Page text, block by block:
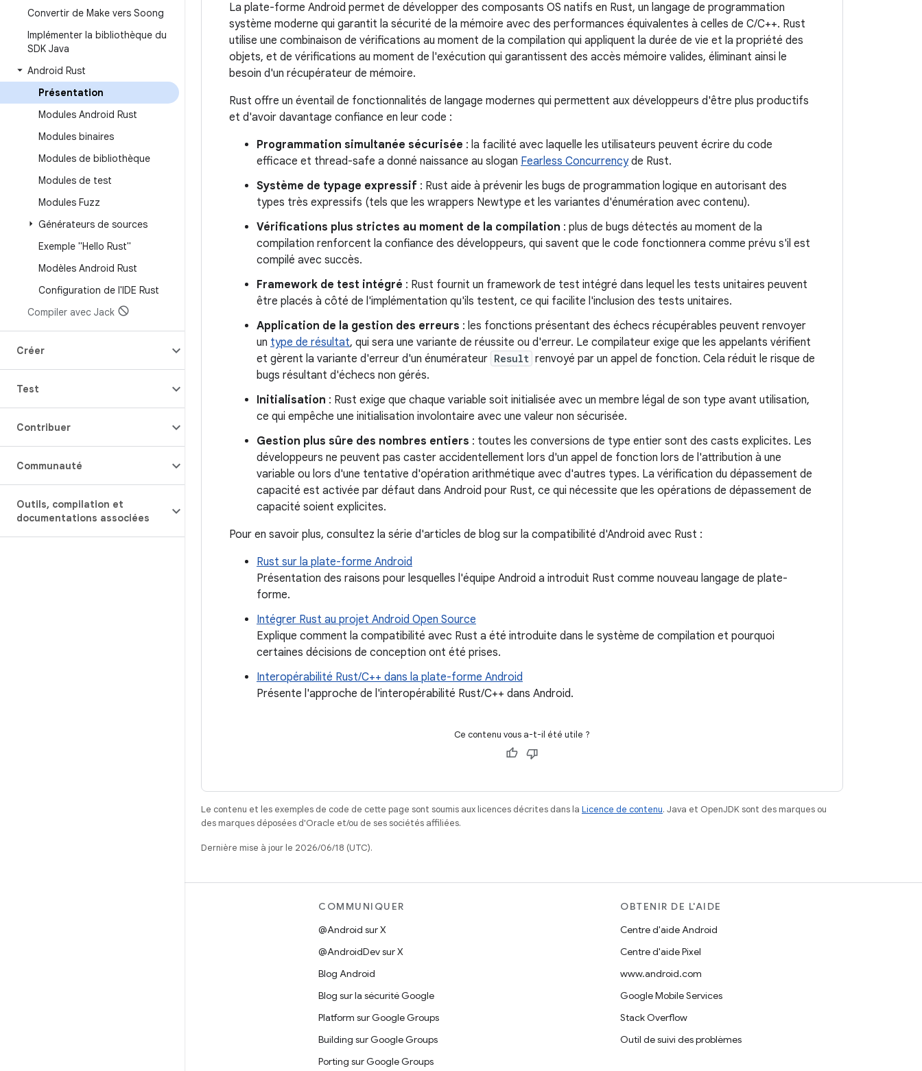
Convertir de Make vers Soong
Implémenter la bibliothèque du
SDK Java
Android Rust
Présentation
Modules Android Rust
Modules binaires
Modules de bibliothèque
Modules de test
Modules Fuzz
Générateurs de sources
Exemple "Hello Rust"
Modèles Android Rust
Configuration de l'IDE Rust
Compiler avec Jack
Créer
Test
Contribuer
Communauté
Outils, compilation et
documentations associées
La plate-forme Android permet de développer des composants OS natifs en Rust, un langage de programmation
système moderne qui garantit la sécurité de la mémoire avec des performances équivalentes à celles de C/C++. Rust
utilise une combinaison de vérifications au moment de la compilation qui appliquent la durée de vie et la propriété des
objets, et de vérifications au moment de l'exécution qui garantissent des accès mémoire valides, éliminant ainsi le
besoin d'un récupérateur de mémoire.
Rust offre un éventail de fonctionnalités de langage modernes qui permettent aux développeurs d'être plus productifs
et d'avoir davantage confiance en leur code :
Programmation simultanée sécurisée : la facilité avec laquelle les utilisateurs peuvent écrire du code
efficace et thread-safe a donné naissance au slogan Fearless Concurrencyde Rust.
Système de typage expressif : Rust aide à prévenir les bugs de programmation logique en autorisant des
types très expressifs (tels que les wrappers Newtype et les variantes d'énumération avec contenu).
Vérifications plus strictes au moment de la compilation : plus de bugs détectés au moment de la
compilation renforcent la confiance des développeurs, qui savent que le code fonctionnera comme prévu s'il est
compilé avec succès.
Framework de test intégré : Rust fournit un framework de test intégré dans lequel les tests unitaires peuvent
être placés à côté de l'implémentation qu'ils testent, ce qui facilite l'inclusion des tests unitaires.
Application de la gestion des erreurs : les fonctions présentant des échecs récupérables peuvent renvoyer
un type de résultat, qui sera une variante de réussite ou d'erreur. Le compilateur exige que les appelants vérifient
et gèrent la variante d'erreur d'un énumérateur Result renvoyé par un appel de fonction. Cela réduit le risque de
bugs résultant d'échecs non gérés.
Initialisation : Rust exige que chaque variable soit initialisée avec un membre légal de son type avant utilisation,
ce qui empêche une initialisation involontaire avec une valeur non sécurisée.
Gestion plus sûre des nombres entiers : toutes les conversions de type entier sont des casts explicites. Les
développeurs ne peuvent pas caster accidentellement lors d'un appel de fonction lors de l'attribution à une
variable ou lors d'une tentative d'opération arithmétique avec d'autres types. La vérification du dépassement de
capacité est activée par défaut dans Android pour Rust, ce qui nécessite que les opérations de dépassement de
capacité soient explicites.
Pour en savoir plus, consultez la série d'articles de blog sur la compatibilité d'Android avec Rust :
Rust sur la plate-forme Android
Présentation des raisons pour lesquelles l'équipe Android a introduit Rust comme nouveau langage de plate-
forme.
Intégrer Rust au projet Android Open Source
Explique comment la compatibilité avec Rust a été introduite dans le système de compilation et pourquoi
certaines décisions de conception ont été prises.
Interopérabilité Rust/C++ dans la plate-forme Android
Présente l'approche de l'interopérabilité Rust/C++ dans Android.
Ce contenu vous a-t-il été utile ?
Le contenu et les exemples de code de cette page sont soumis aux licences décrites dans la Licence de contenu. Java et OpenJDK sont des marques ou
des marques déposées d'Oracle et/ou de ses sociétés affiliées.
Dernière mise à jour le 2026/06/18 (UTC).
COMMUNIQUER
@Android sur X
@AndroidDev sur X
Blog Android
Blog sur la sécurité Google
Platform sur Google Groups
Building sur Google Groups
Porting sur Google Groups
OBTENIR DE L'AIDE
Centre d'aide Android
Centre d'aide Pixel
www.android.com
Google Mobile Services
Stack Overflow
Outil de suivi des problèmes